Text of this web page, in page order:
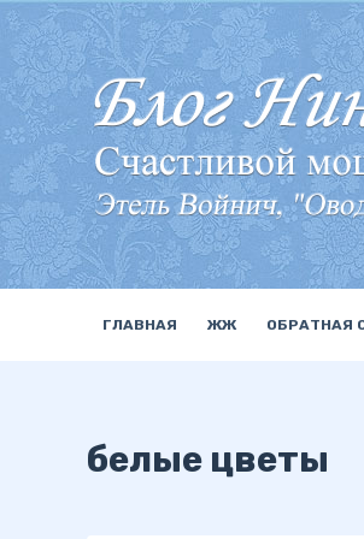
П
е
р
е
й
т
и
к
с
ГЛАВНАЯ ЖЖ ОБРАТНАЯ
белые цветы